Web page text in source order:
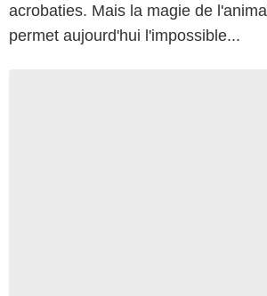
acrobaties. Mais la magie de
permet aujourd'hui l'impossible...